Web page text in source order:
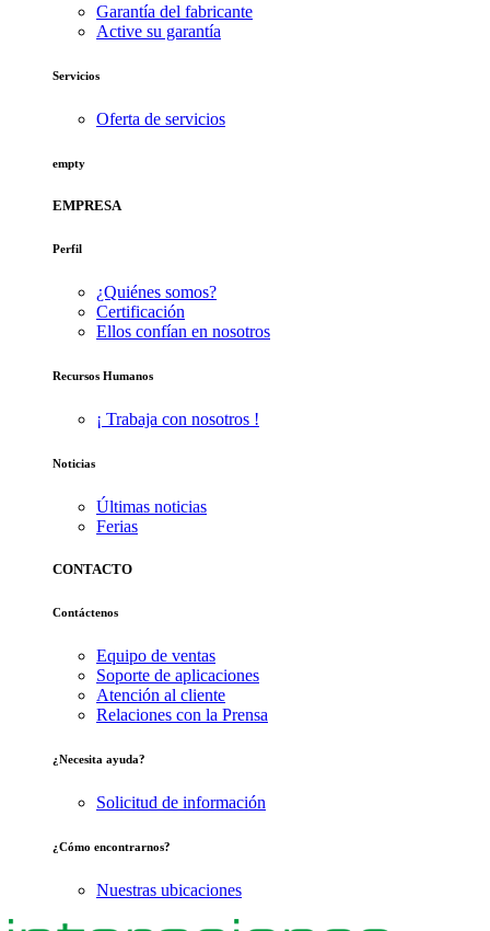
Garantía del fabricante
Active su garantía
Servicios
Oferta de servicios
empty
EMPRESA
Perfil
¿Quiénes somos?
Certificación
Ellos confían en nosotros
Recursos Humanos
¡ Trabaja con nosotros !
Noticias
Últimas noticias
Ferias
CONTACTO
Contáctenos
Equipo de ventas
Soporte de aplicaciones
Atención al cliente
Relaciones con la Prensa
¿Necesita ayuda?
Solicitud de información
¿Cómo encontrarnos?
Nuestras ubicaciones